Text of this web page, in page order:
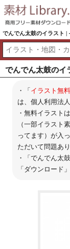
でんでん太鼓のイラスト |
でんでん太鼓のイ
・「イラスト無
は、個人利用法
・無料イラスト
（一部イラスト
ってます）が入
ただいて問題あり
・「でんでん太
「ダウンロード